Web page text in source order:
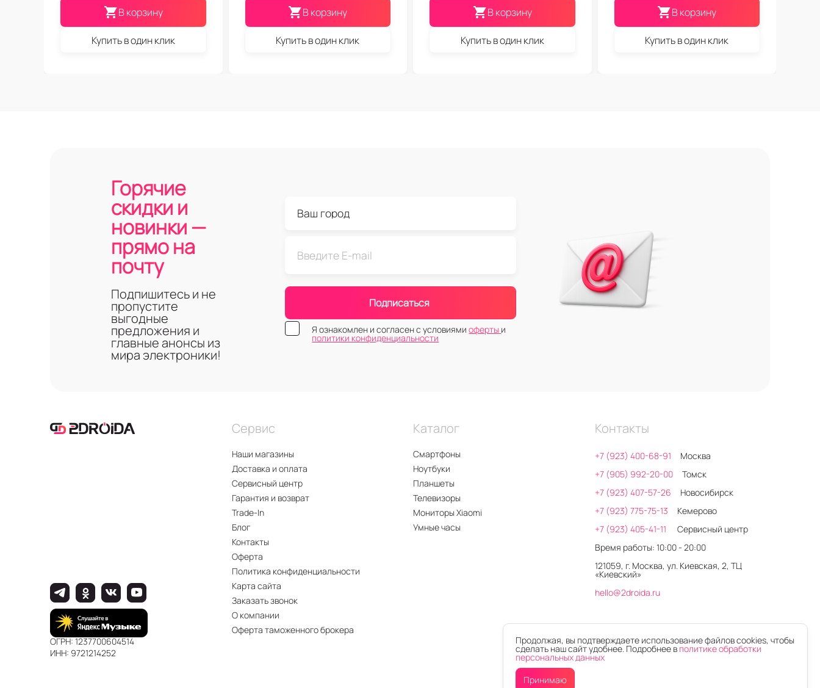
В корзину
Купить в один клик
В корзину
Купить в один клик
В корзину
Купить в один клик
В корзину
Купить в один клик
Горячие
скидки и
новинки —
прямо на
почту
Подпишитесь и не
пропустите
выгодные
предложения и
главные анонсы из
мира электроники!
Подписаться
Я ознакомлен и согласен с условиямиоферты и
политики конфиденциальности
Сервис
Наши магазины
Доставка и оплата
Сервисный центр
Гарантия и возврат
Trade-In
Блог
Контакты
Оферта
Политика конфиденциальности
Карта сайта
Заказать звонок
О компании
Оферта таможенного брокера
Каталог
Смартфоны
Ноутбуки
Планшеты
Телевизоры
Мониторы Xiaomi
Умные часы
Контакты
+7 (923) 400-68-91
Москва
+7 (905) 992-20-00
Томск
+7 (923) 407-57-26
Новосибирск
+7 (923) 775-75-13
Кемерово
+7 (923) 405-41-11
Сервисный центр
Время работы: 10:00 - 20:00
121059, г. Москва, ул. Киевская, 2, ТЦ
«Киевский»
hello@2droida.ru
ОГРН: 1237700604514
ИНН: 9721214252
Продолжая, вы подтверждаете использование файлов cookies, чтобы
сделать наш сайт удобнее. Подробнее в политике обработки
персональных данных
Принимаю